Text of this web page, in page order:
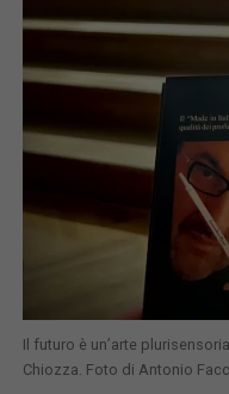
Il futuro è un’arte
Chiozza. Foto di Antonio